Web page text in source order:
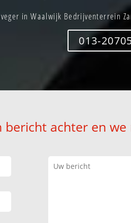
in Waalwijk Bedrijventerrein
013-
bericht achter en